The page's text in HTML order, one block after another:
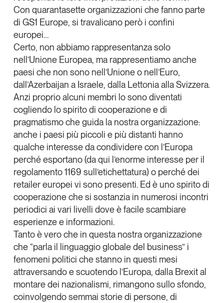
Con quarantasette organizzazioni che fanno parte
di GS1 Europe, si travalicano però i confini
europei…
Certo, non abbiamo rappresentanza solo
nell’Unione Europea, ma rappresentiamo anche
paesi che non sono nell’Unione o nell’Euro,
dall’Azerbaijan a Israele, dalla Lettonia alla Svizzera.
Anzi proprio alcuni membri lo sono diventati
cogliendo lo spirito di cooperazione e di
pragmatismo che guida la nostra organizzazione:
anche i paesi più piccoli e più distanti hanno
qualche interesse da condividere con l’Europa
perché esportano (da qui l’enorme interesse per il
regolamento 1169 sull’etichettatura) o perché dei
retailer europei vi sono presenti. Ed è uno spirito di
cooperazione che si sostanzia in numerosi incontri
periodici ai vari livelli dove è facile scambiare
esperienze e informazioni.
Tanto è vero che in questa nostra organizzazione
che “parla il linguaggio globale del business” i
fenomeni politici che stanno in questi mesi
attraversando e scuotendo l’Europa, dalla Brexital
montare dei nazionalismi, rimangono sullo sfondo,
coinvolgendo semmai storie di persone, di